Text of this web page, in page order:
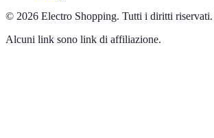
© 2026 Electro Shopping. Tutti i diritti riservati.
Alcuni link sono link di affiliazione.